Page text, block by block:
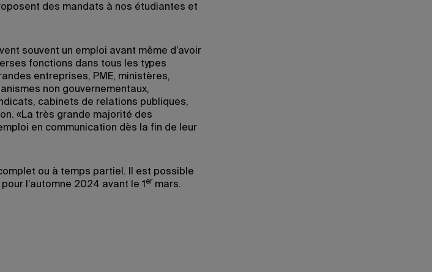
des mandats à nos étudiantes et
souvent un emploi avant même d’avoir
fonctions dans tous les types
entreprises, PME, ministères,
non gouvernementaux,
cabinets de relations publiques,
«La très grande majorité des
en communication dès la fin de leur
ou à temps partiel. Il est possible
pour l’automne 2024 avant le 1 er mars.